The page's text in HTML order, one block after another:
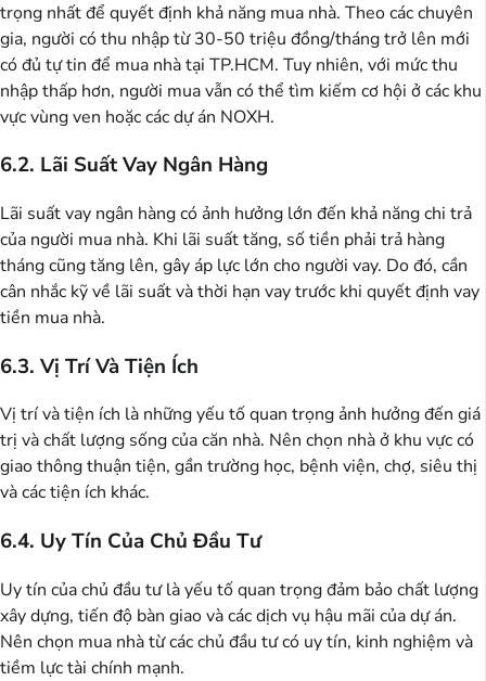
trọng nhất để quyết định khả năng mua nhà. Theo các chuyên
gia, người có thu nhập từ 30-50 triệu đồng/tháng trở lên mới
có đủ tự tin để mua nhà tại TP.HCM. Tuy nhiên, với mức thu
nhập thấp hơn, người mua vẫn có thể tìm kiếm cơ hội ở các khu
vực vùng ven hoặc các dự án NOXH.
6.2. Lãi Suất Vay Ngân Hàng
Lãi suất vay ngân hàng có ảnh hưởng lớn đến khả năng chi trả
của người mua nhà. Khi lãi suất tăng, số tiền phải trả hàng
tháng cũng tăng lên, gây áp lực lớn cho người vay. Do đó, cần
cân nhắc kỹ về lãi suất và thời hạn vay trước khi quyết định vay
tiền mua nhà.
6.3. Vị Trí Và Tiện Ích
Vị trí và tiện ích là những yếu tố quan trọng ảnh hưởng đến giá
trị và chất lượng sống của căn nhà. Nên chọn nhà ở khu vực có
giao thông thuận tiện, gần trường học, bệnh viện, chợ, siêu thị
và các tiện ích khác.
6.4. Uy Tín Của Chủ Đầu Tư
Uy tín của chủ đầu tư là yếu tố quan trọng đảm bảo chất lượng
xây dựng, tiến độ bàn giao và các dịch vụ hậu mãi của dự án.
Nên chọn mua nhà từ các chủ đầu tư có uy tín, kinh nghiệm và
tiềm lực tài chính mạnh.